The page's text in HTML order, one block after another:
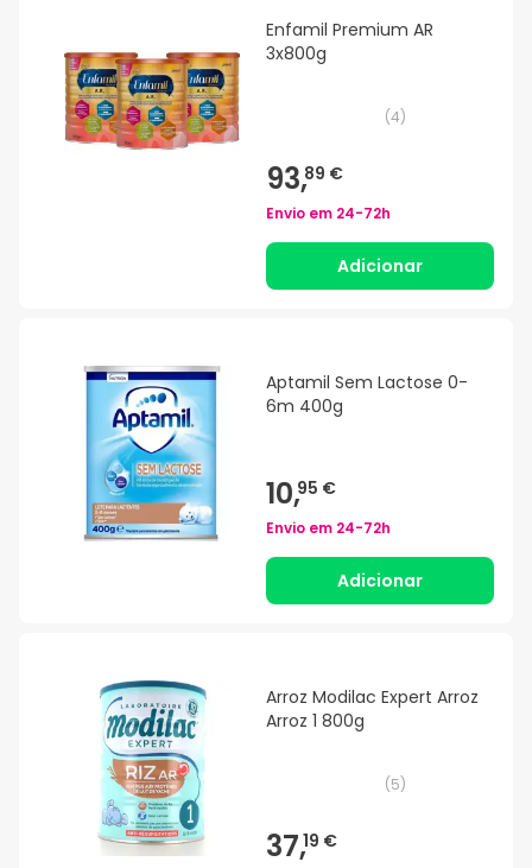
Enfamil Premium AR
3x800g
(4)
93,89 €
Envio em 24-72h
Adicionar
Aptamil Sem Lactose 0-
6m 400g
10,95 €
Envio em 24-72h
Adicionar
Arroz Modilac Expert Arroz
Arroz 1 800g
(5)
37,19 €